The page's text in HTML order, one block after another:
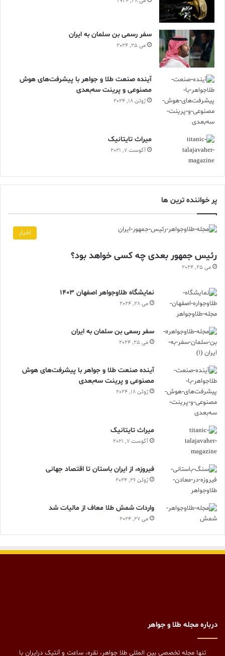
سفر رسمی بن سلمان به ایران
می 25, 2024
آینده صنعت طلا و جواهر با پیشرفت‌های هوش
مصنوعی و پرینت سه‌بعدی
ژوئن 18, 2024
ميراث تايتانيک
آگوست 7, 2021
پر خواننده ترین ها
اخبار
رئیس جمهور بعدی چه کسی خواهد بود؟
می 25, 2024
نمایشگاه طلاوجواهر اصفهان 1403
می 28, 2024
سفر رسمی بن سلمان به ایران
می 25, 2024
آینده صنعت طلا و جواهر با پیشرفت‌های هوش
مصنوعی و پرینت سه‌بعدی
ژوئن 18, 2024
ميراث تايتانيک
آگوست 7, 2021
فیروزه، از ایران باستان تا اقتصاد جهانی
ژوئن 26, 2024
واردات شمش طلا معاف از مالیات شد
می 27, 2024
درباره مجله طلا و جواهر
تنها مجله تخصصی بین المللی طلا جواهر، نقره، ساعت و آنتیک درایران با